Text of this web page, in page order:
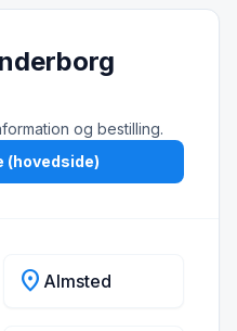
og bestilling.
(hovedside)
location_on Almsted